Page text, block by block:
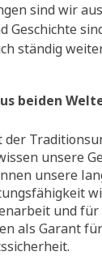
sind wir
Geschichte
ständig
beiden
der
unsere
unsere
und
als Garant